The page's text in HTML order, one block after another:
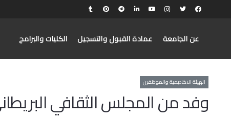
عن الجامعة عمادة القبول والتسجيل الكليات والبرامج
الهيئة الاكاديمية والموظفين
وفد من المجلس الثقافي